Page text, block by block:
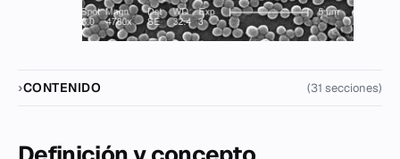
CONTENIDO (31 secciones)